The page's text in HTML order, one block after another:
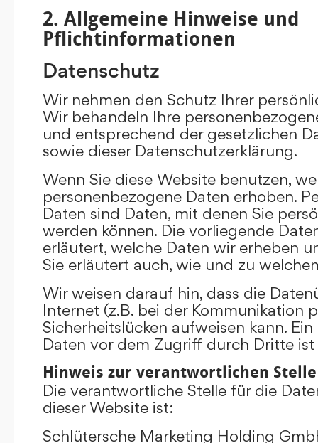
2. Allgemeine Hinweise und
Pflichtinformationen
Datenschutz
Wir nehmen den Schutz Ihrer
Wir behandeln Ihre
und entsprechend der gesetzlichen
sowie dieser Datenschutzerklärung.
Wenn Sie diese Website benutzen,
personenbezogene Daten erhoben.
Daten sind Daten, mit denen Sie
werden können. Die vorliegende
erläutert, welche Daten wir erheben
Sie erläutert auch, wie und zu
Wir weisen darauf hin, dass die
Internet (z.B. bei der Kommunikation
Sicherheitslücken aufweisen kann.
Daten vor dem Zugriff durch Dritte
Hinweis zur verantwortlichen Stelle
Die verantwortliche Stelle für die
dieser Website ist:
Schlütersche Marketing Holding